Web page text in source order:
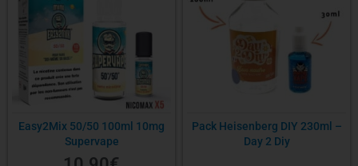
Easy2Mix 50/50 100ml 10mg
Supervape
Pack Heisenberg DIY 230ml –
Day 2 Diy